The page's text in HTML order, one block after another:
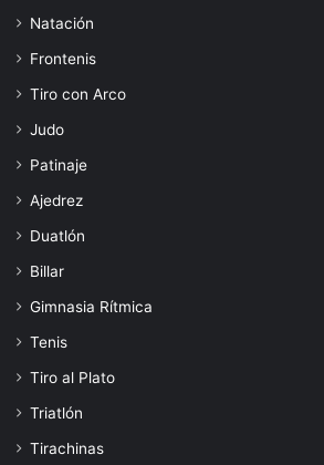
Natación
Frontenis
Tiro con Arco
Judo
Patinaje
Ajedrez
Duatlón
Billar
Gimnasia Rítmica
Tenis
Tiro al Plato
Triatlón
Tirachinas